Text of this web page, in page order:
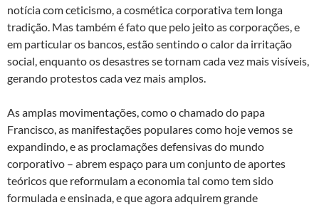
notícia com ceticismo, a cosmética corporativa tem longa
tradição. Mas também é fato que pelo jeito as corporações, e
em particular os bancos, estão sentindo o calor da irritação
social, enquanto os desastres se tornam cada vez mais visíveis,
gerando protestos cada vez mais amplos.
As amplas movimentações, como o chamado do papa
Francisco, as manifestações populares como hoje vemos se
expandindo, e as proclamações defensivas do mundo
corporativo – abrem espaço para um conjunto de aportes
teóricos que reformulam a economia tal como tem sido
formulada e ensinada, e que agora adquirem grande